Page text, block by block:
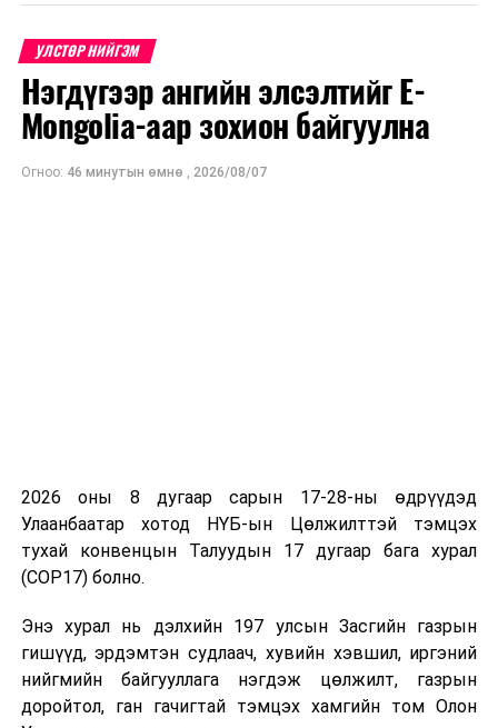
- Телевизийн шилдэг сэтгүүлч-1
- Сонины шилдэг сэтгүүлч-1
- Радиогийн шилдэг сэтгүүлч-1
- Шилдэг менежер-1
- Шилдэг судлаач-1
ТАВИГДАХ ШААРДЛАГА:
Нэр дэвшиж буй сэтгүүлч, бүтээл, хэвлэл
мэдээллийн байгууллагын ажлын үзүүлэлт
нь тухайн оных байна.
УЛСТӨР НИЙГЭМ
Нэгдүгээр ангийн элсэлтийг E-
Mongolia-аар зохион байгуулна
Огноо: 46 минутын өмнө , 2026/08/07
2026 оны 8 дугаар сарын 17-28-ны өдрүүдэд
Улаанбаатар хотод НҮБ-ын Цөлжилттэй тэмцэх
тухай конвенцын Талуудын 17 дугаар бага хурал
(COP17) болно.
Энэ хурал нь дэлхийн 197 улсын Засгийн газрын
гишүүд, эрдэмтэн судлаач, хувийн хэвшил, иргэний
нийгмийн байгууллага нэгдэж цөлжилт, газрын
доройтол, ган гачигтай тэмцэх хамгийн том Олон